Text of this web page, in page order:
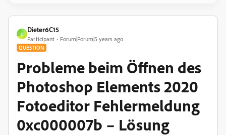
D
Dieter6C15
Participant Forum|Forum|5 years ago
QUESTION
Probleme beim Öffnen des
Photoshop Elements 2020
Fotoeditor Fehlermeldung
0xc000007b – Lösung